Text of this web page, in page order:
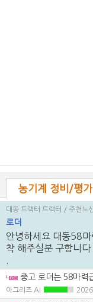
농기계 정비/평가
대동 트랙터 트랙터 / 주천노
로더
안녕하세요 대동58
착 해주실분 구함니
중고 로더는 58마력급이라고 모두 호환되는 것이 아니므로 트랙터 정확한 모델명·연식과 차대 형상을 먼저 확인해야 합니다. 로더 본체뿐 아니라 전용 브래킷(서브프레임), 유압밸브·
아그리즈 AI